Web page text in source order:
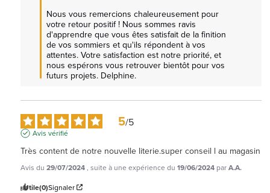
Nous vous remercions chaleureusement pour
votre retour positif ! Nous sommes ravis
d'apprendre que vous êtes satisfait de la finition
de vos sommiers et qu'ils répondent à vos
attentes. Votre satisfaction est notre priorité, et
nous espérons vous retrouver bientôt pour vos
futurs projets. Delphine.
5/5
Avis vérifié
Très content de notre nouvelle literie.super conseil l au magasin
Avis du 29/07/2024, suite à une expérience du 19/06/2024 parA.A.
Utile(0)Signaler